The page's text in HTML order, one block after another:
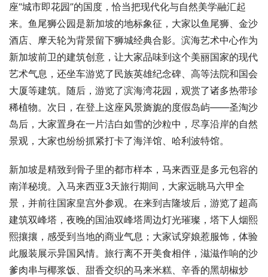
座“城市即花园”的国度，恰当把现代化与自然美学融汇起
来。鱼尾狮公园是新加坡的地标象征，大家以鱼尾狮、金沙
酒店、摩天轮为背景留下狮城经典合影。滨海艺术中心作为
新加坡前卫的建筑创意，让大家品味到这个美丽国家的现代
艺术气息，还坐车游览了民族英雄纪念碑、高等法院和国会
大厦等建筑。随后，游览了滨海湾花园，观赏了诸多热带珍
稀植物。次日，在登上这座风景旖旎的度假岛屿——圣淘沙
岛后，大家置身在一片洁白如雪的沙粒中，尽享沿岸的自然
景观，大家也纷纷抓紧打卡了海洋馆、哈利波特馆。
新加坡是精致到骨子里的都市样本，马来西亚是多元包容的
南洋秘境。入马来西亚3天旅行期间，大家远眺马六甲全
景，并前往国家皇宫外参观。在来到吉隆坡后，游览了超高
建筑双峰塔，夜晚的国油双峰塔周边灯光璀璨，塔下人烟熙
熙攘攘，感受到当地的商业气息；大家试穿娘惹服饰，体验
此服装展示异国风情。旅行离不开美食相伴，滋滋作响的沙
爹肉串与椰浆饭、甜香交织的马来米糕、辛香的黑胡椒炒